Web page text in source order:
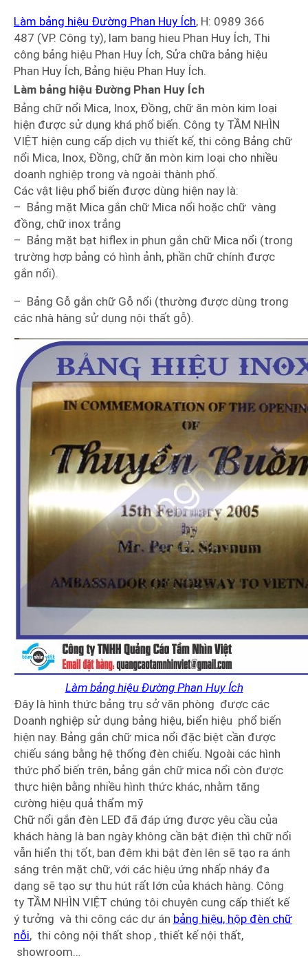
Làm bảng hiệu Đường Phan Huy Ích, H: 0989 366
487 (VP. Công ty), lam bang hieu Phan Huy Ích, Thi
công bảng hiệu Phan Huy Ích, Sửa chữa bảng hiệu
Phan Huy Ích, Bảng hiệu Phan Huy Ích.
Làm bảng hiệu Đường Phan Huy Ích
Bảng chữ nổi Mica, Inox, Đồng, chữ ăn mòn kim loại
hiện được sử dụng khá phổ biến. Công ty TẦM NHÌN
VIỆT hiện cung cấp dịch vụ thiết kế, thi công Bảng chữ
nổi Mica, Inox, Đồng, chữ ăn mòn kim loại cho nhiều
doanh nghiệp trong và ngoài thành phố.
Các vật liệu phổ biến được dùng hiện nay là:
– Bảng mặt Mica gắn chữ Mica nổi hoặc chữ vàng
đồng, chữ inox trắng
– Bảng mặt bạt hiflex in phun gắn chữ Mica nổi (trong
trường hợp bảng có hình ảnh, phần chữ chính được
gắn nổi).
– Bảng Gỗ gắn chữ Gỗ nổi (thường được dùng trong
các nhà hàng sử dụng nội thất gỗ).
Làm bảng hiệu Đường Phan Huy Ích
Đây là hình thức bảng trụ sở văn phòng được các
Doanh nghiệp sử dụng bảng hiệu, biển hiệu phổ biến
hiện nay. Bảng gắn chữ mica nổi đặc biệt cần được
chiếu sáng bằng hệ thống đèn chiếu. Ngoài các hình
thức phổ biến trên, bảng gắn chữ mica nổi còn được
thực hiện bằng nhiều hình thức khác, nhằm tăng
cường hiệu quả thẩm mỹ
Chữ nổi gắn đèn LED đã đáp ứng được yêu cầu của
khách hàng là ban ngày không cần bật điện thì chữ nổi
vẫn hiển thị tốt, ban đêm khi bật đèn lên sẽ tạo ra ánh
sáng trên mặt chữ, với các hiệu ứng nhấp nháy đa
dạng sẽ tạo sự thu hút rất lớn của khách hàng. Công
ty TẦM NHÌN VIỆT chúng tôi chuyên cung cấp thiết kế
ý tưởng và thi công các dự án bảng hiệu, hộp đèn chữ
nỗi, thi công nội thất shop , thiết kế nội thất,
showroom…